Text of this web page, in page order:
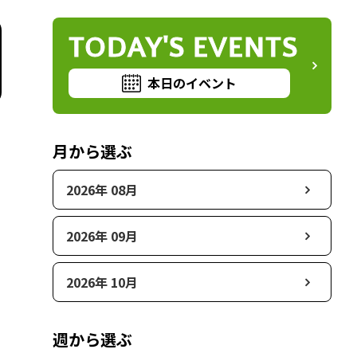
TODAY'S EVENTS
本日のイベント
月から選ぶ
2026年 08月
2026年 09月
2026年 10月
週から選ぶ